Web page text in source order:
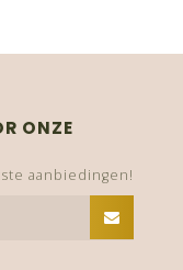
ONZE
aanbiedingen!